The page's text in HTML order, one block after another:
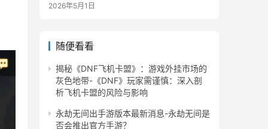
2026年5月1日
随便看看
揭秘《DNF飞机卡盟》：游戏外挂市场的
灰色地带-《DNF》玩家需谨慎：深入剖
析飞机卡盟的风险与影响
永劫无间出手游版本最新消息-永劫无间是
否会推出官方手游？